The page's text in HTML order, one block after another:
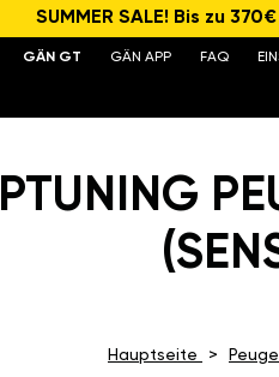
SUMMER SALE! Bis zu
GÄN GT GÄN APP FAQ
Hauptseite